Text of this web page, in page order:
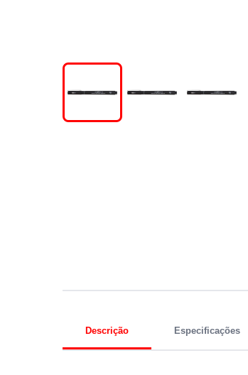
Descrição Especificações